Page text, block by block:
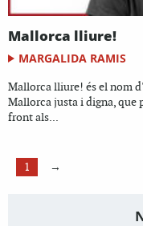
Mallorca lliure!
MARGALIDA RAMIS
Mallorca lliure! és el nom
Mallorca justa i digna, que
front als...
1 →